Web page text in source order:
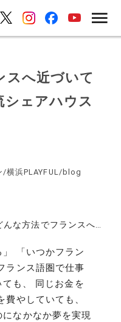
スへ近づいて
シェアハウス
/横浜PLAYFUL / blog
法でフランスへ近づいてみますか？】国際交流シェアハウスの活かし方
」 「いつかフラン
ランス語圏で仕事
も、 同じお金を
費やしていても、
なかなか夢を実現